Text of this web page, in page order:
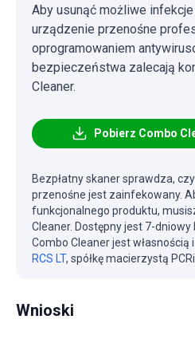
Aby usunąć możliwe
urządzenie przenośne
oprogramowaniem
bezpieczeństwa zalecają
Cleaner.
Pobierz Combo
Bezpłatny skaner sprawdza,
przenośne jest zainfekowany.
funkcjonalnego produktu,
Cleaner. Dostępny jest 7-dniowy
Combo Cleaner jest
RCS LT, spółkę macierzystą
Wnioski